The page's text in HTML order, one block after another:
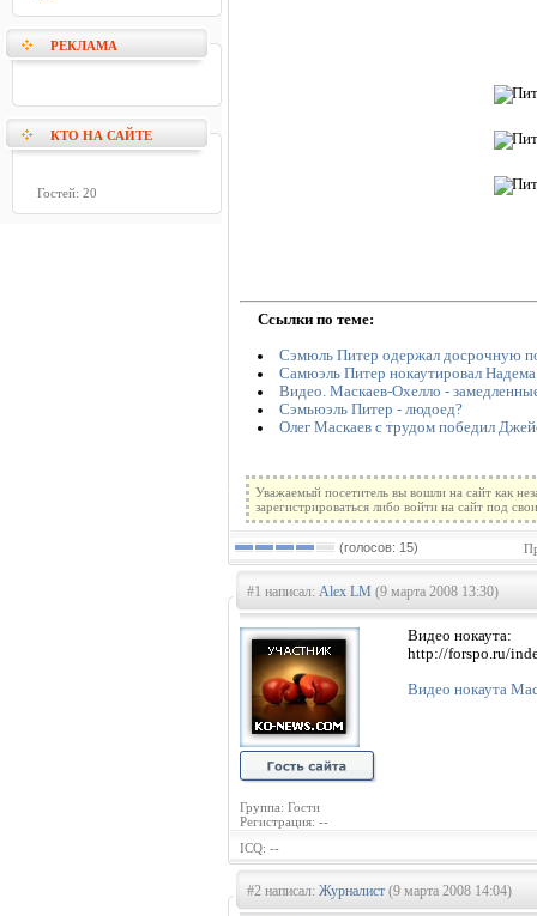
РЕКЛАМА
КТО НА САЙТЕ
Гостей: 20
Ссылки по теме:
Сэмюль Питер одержал досрочную
Самюэль Питер нокаутировал
Видео. Маскаев-Охелло -
Сэмьюэль Питер - людоед?
Олег Маскаев с трудом победил
Уважаемый посетитель вы вошли на сайт как
зарегистрироваться либо войти на сайт под
(голосов: 15)
#1 написал: Alex LM (9 марта 2008 13:30)
Группа: Гости
Регистрация: --
Видео нокаута:
http://forspo.ru/
Видео нокаута
ICQ: --
#2 написал: Журналист (9 марта 2008 14:04)